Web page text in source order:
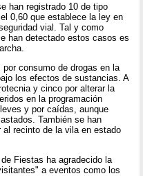
han registrado 10 de tipo
0,60 que establece la ley en
vial. Tal y como
han detectado estos casos es
consumo de drogas en la
los efectos de sustancias. A
y cinco por alterar la
en la programación
y por caídas, aunque
También se han
recinto de la vila en estado
Fiestas ha agradecido la
a eventos como los